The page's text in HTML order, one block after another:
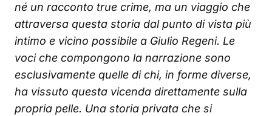
né un racconto true crime, ma un viaggio che
attraversa questa storia dal punto di vista più
intimo e vicino possibile a Giulio Regeni. Le
voci che compongono la narrazione sono
esclusivamente quelle di chi, in forme diverse,
ha vissuto questa vicenda direttamente sulla
propria pelle. Una storia privata che si